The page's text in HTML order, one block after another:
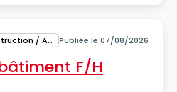
BTP / Matériaux de construction / Architecture Publiée le 07/08/2026
F/H